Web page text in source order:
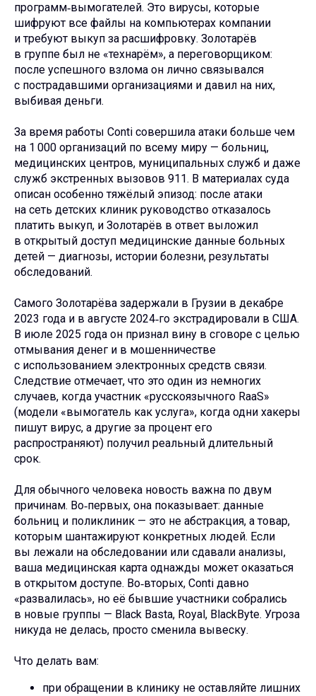
программ‑вымогателей. Это вирусы, которые
шифруют все файлы на компьютерах компании
и требуют выкуп за расшифровку. Золотарёв
в группе был не «технарём», а переговорщиком:
после успешного взлома он лично связывался
с пострадавшими организациями и давил на них,
выбивая деньги.
За время работы Conti совершила атаки больше чем
на 1 000 организаций по всему миру — больниц,
медицинских центров, муниципальных служб и даже
служб экстренных вызовов 911. В материалах суда
описан особенно тяжёлый эпизод: после атаки
на сеть детских клиник руководство отказалось
платить выкуп, и Золотарёв в ответ выложил
в открытый доступ медицинские данные больных
детей — диагнозы, истории болезни, результаты
обследований.
Самого Золотарёва задержали в Грузии в декабре
2023 года и в августе 2024‑го экстрадировали в США.
В июле 2025 года он признал вину в сговоре с целью
отмывания денег и в мошенничестве
с использованием электронных средств связи.
Следствие отмечает, что это один из немногих
случаев, когда участник «русскоязычного RaaS»
(модели «вымогатель как услуга», когда одни хакеры
пишут вирус, а другие за процент его
распространяют) получил реальный длительный
срок.
Для обычного человека новость важна по двум
причинам. Во‑первых, она показывает: данные
больниц и поликлиник — это не абстракция, а товар,
которым шантажируют конкретных людей. Если
вы лежали на обследовании или сдавали анализы,
ваша медицинская карта однажды может оказаться
в открытом доступе. Во‑вторых, Conti давно
«развалилась», но её бывшие участники собрались
в новые группы — Black Basta, Royal, BlackByte. Угроза
никуда не делась, просто сменила вывеску.
Что делать вам:
при обращении в клинику не оставляйте лишних